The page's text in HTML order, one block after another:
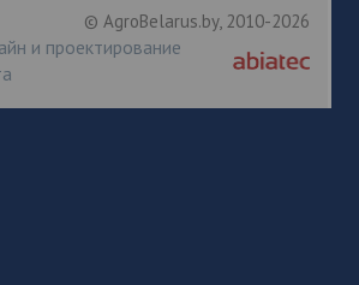
© AgroBelarus.by, 2010-2026
и проектирование